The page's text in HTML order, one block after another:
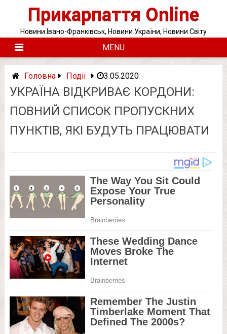
Прикарпаття Online
Новини Івано-Франківськ, Новини України, Новини Світу
MENU
Головна Події 3.05.2020
УКРАЇНА ВІДКРИВАЄ КОРДОНИ:
ПОВНИЙ СПИСОК ПРОПУСКНИХ
ПУНКТІВ, ЯКІ БУДУТЬ ПРАЦЮВАТИ